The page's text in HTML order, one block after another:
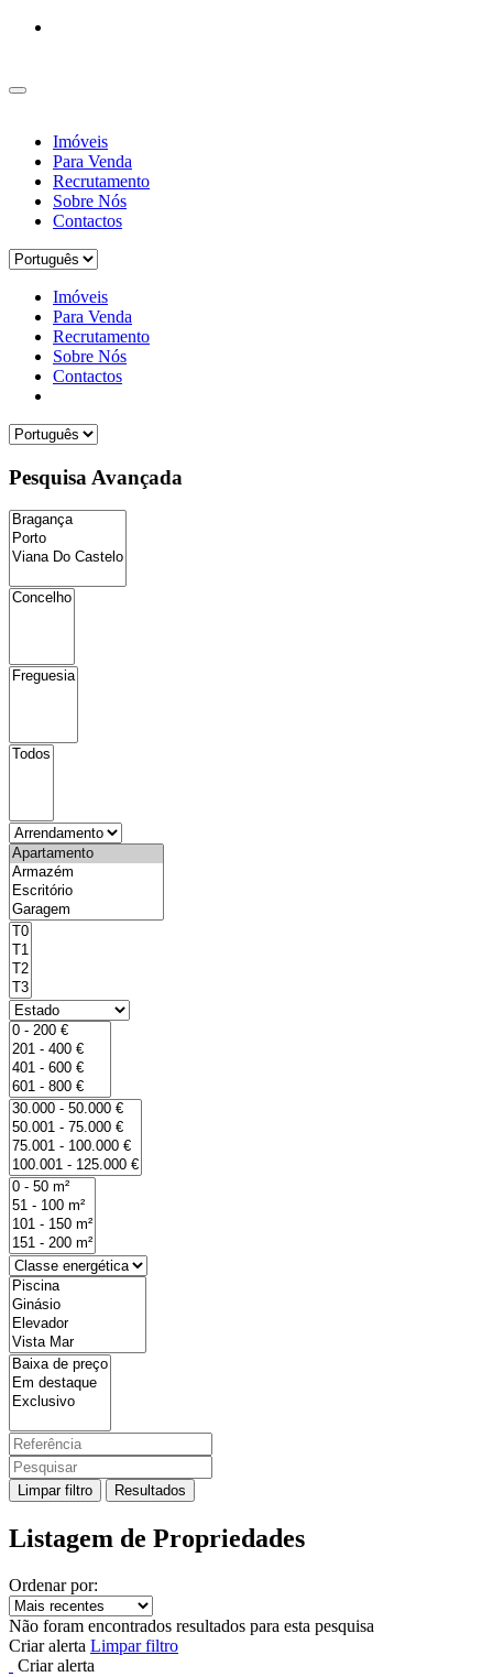
Imóveis
Para Venda
Recrutamento
Sobre Nós
Contactos
Imóveis
Para Venda
Recrutamento
Sobre Nós
Contactos
Pesquisa Avançada
Limpar filtro Resultados
Listagem de Propriedades
Ordenar por:
Não foram encontrados resultados para esta pesquisa
Criar alerta Limpar filtro
Criar alerta